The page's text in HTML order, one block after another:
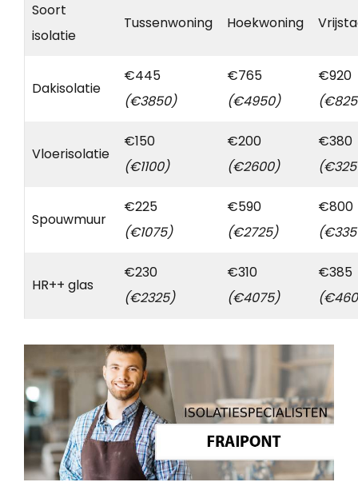
Soort
isolatie
Tussenwoning Hoekwoning
Dakisolatie
€445
(€3850)
€765
(€4950)
€920
Vloerisolatie
€150
(€1100)
€200
(€2600)
€380
Spouwmuur
€225
(€1075)
€590
(€2725)
€800
HR++ glas
€230
(€2325)
€310
(€4075)
€385